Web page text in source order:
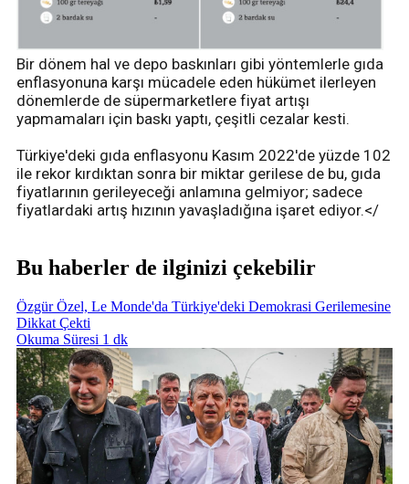
Bir dönem hal ve depo baskınları gibi yöntemlerle gıda
enflasyonuna karşı mücadele eden hükümet ilerleyen
dönemlerde de süpermarketlere fiyat artışı
yapmamaları için baskı yaptı, çeşitli cezalar kesti.
Türkiye'deki gıda enflasyonu Kasım 2022'de yüzde 102
ile rekor kırdıktan sonra bir miktar gerilese de bu, gıda
fiyatlarının gerileyeceği anlamına gelmiyor; sadece
fiyatlardaki artış hızının yavaşladığına işaret ediyor.</
Bu haberler de ilginizi çekebilir
Özgür Özel, Le Monde'da Türkiye'deki Demokrasi Gerilemesine
Dikkat Çekti
Okuma Süresi 1 dk